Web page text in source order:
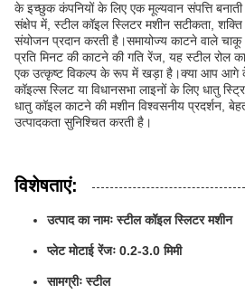
के इच्छुक कंपनियों के लिए एक मूल्यवान संपत्ति
संक्षेप में, स्टील कॉइल स्लिटर मशीन सटीकता,
संयोजन प्रदान करती है।समायोज्य काटने वाले
प्रति मिनट की काटने की गति रेंज, यह स्टील रोल
एक उत्कृष्ट विकल्प के रूप में खड़ा है।क्या आप आगे
कॉइल्स स्लिट या विधानसभा लाइनों के लिए धातु
धातु कॉइल काटने की मशीन विश्वसनीय प्रदर्शन,
उत्पादकता सुनिश्चित करती है।
विशेषताएं:
उत्पाद का नामः स्टील कॉइल स्लिटर मशीन
प्लेट मोटाई रेंजः 0.2-3.0 मिमी
सामग्रीः स्टील